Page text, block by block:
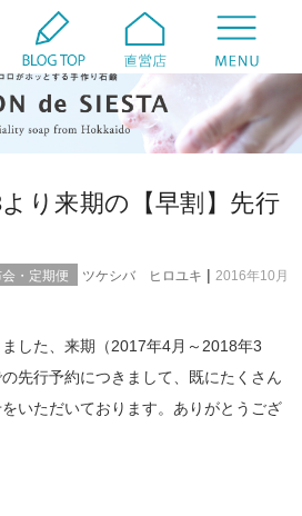
より来期の【早割】先行
・定期便 ツケシバ ヒロユキ | 2016年10月
した、来期（2017年4月～2018年3
先行予約につきまして、既にたくさん
いただいております。ありがとうござ